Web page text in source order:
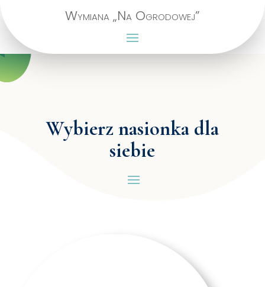
Wymiana „Na Ogrodowej”
Wybierz nasionka dla
siebie